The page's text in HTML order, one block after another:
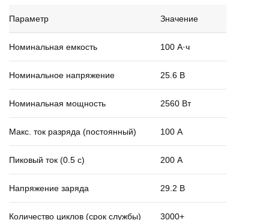
Параметр Значение
Номинальная емкость 100 А·ч
Номинальное напряжение 25.6 В
Номинальная мощность 2560 Вт
Макс. ток разряда (постоянный) 100 А
Пиковый ток (0.5 с) 200 А
Напряжение заряда 29.2 В
Количество циклов (срок службы) 3000+